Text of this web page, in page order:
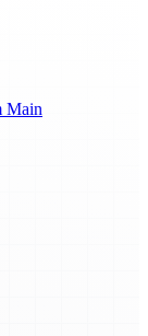
Main